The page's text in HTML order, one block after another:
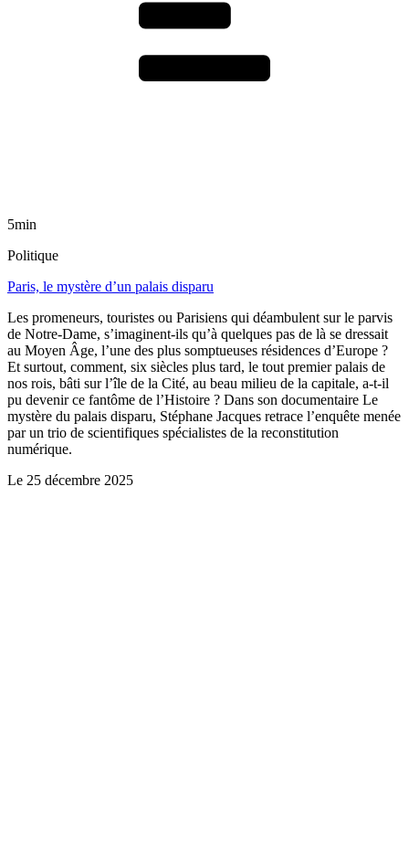
5min
Politique
Paris, le mystère d’un palais disparu
Les promeneurs, touristes ou Parisiens qui déambulent sur le parvis
de Notre-Dame, s’imaginent-ils qu’à quelques pas de là se dressait
au Moyen Âge, l’une des plus somptueuses résidences d’Europe ?
Et surtout, comment, six siècles plus tard, le tout premier palais de
nos rois, bâti sur l’île de la Cité, au beau milieu de la capitale, a-t-il
pu devenir ce fantôme de l’Histoire ? Dans son documentaire Le
mystère du palais disparu, Stéphane Jacques retrace l’enquête menée
par un trio de scientifiques spécialistes de la reconstitution
numérique.
Le 25 décembre 2025